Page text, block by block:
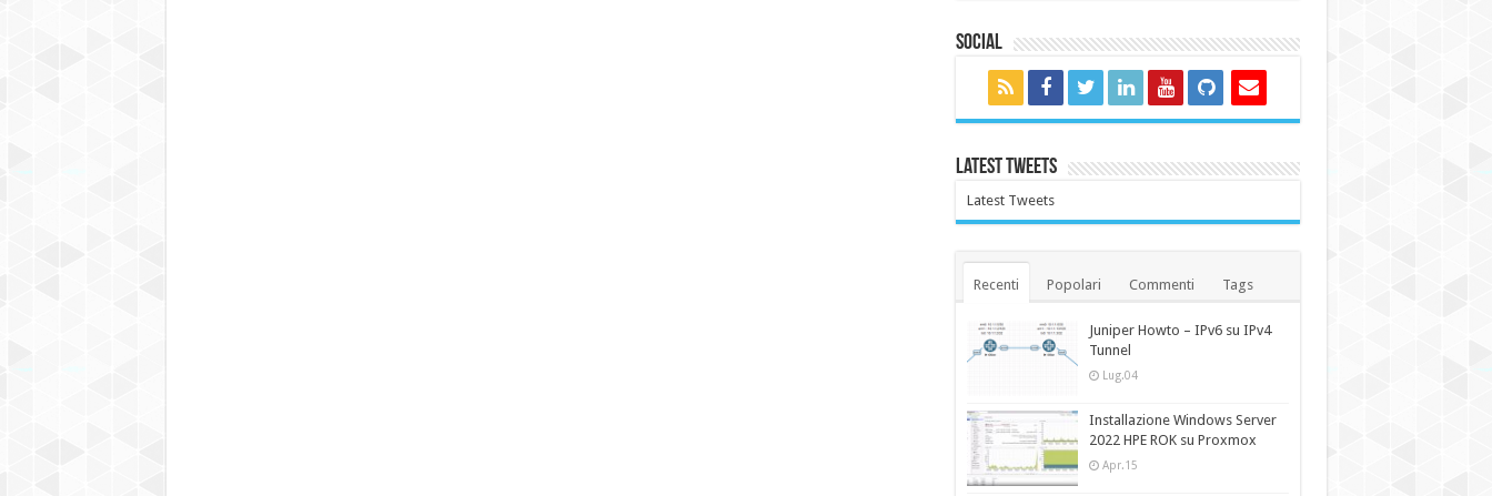
Social
Latest Tweets
Latest Tweets
Recenti Popolari Commenti Tags
Juniper Howto – IPv6 su IPv4
Tunnel
Lug.04
Installazione Windows Server
2022 HPE ROK su Proxmox
Apr.15